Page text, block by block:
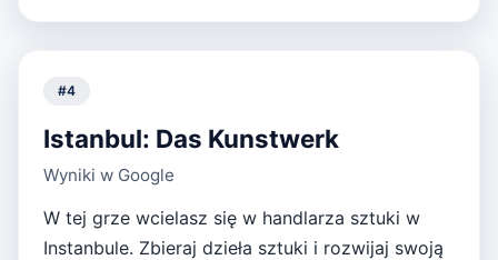
#4
Istanbul: Das Kunstwerk
Wyniki w Google
W tej grze wcielasz się w handlarza sztuki w
Instanbule. Zbieraj dzieła sztuki i rozwijaj swoją